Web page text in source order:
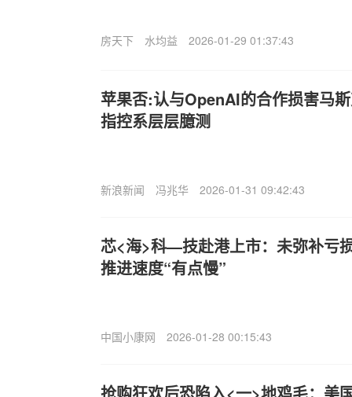
房天下 水均益 2026-01-29 01:37:43
苹果否:认与OpenAI的合作损害马
指控系层层臆测
新浪新闻 冯兆华 2026-01-31 09:42:43
芯<海>科—技赴港上市：未弥补亏
推进速度“有点慢”
中国小康网 2026-01-28 00:15:43